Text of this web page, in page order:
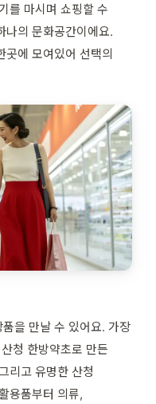
를 마시며 쇼핑할 수
나의 문화공간이에요.
곳에 모여있어 선택의
을 만날 수 있어요. 가장
청 한방약초로 만든
리고 유명한 산청
용품부터 의류,